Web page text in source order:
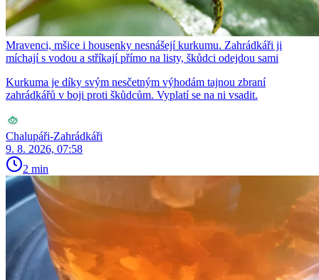
Mravenci, mšice i housenky nesnášejí kurkumu. Zahrádkáři ji
míchají s vodou a stříkají přímo na listy, škůdci odejdou sami
Kurkuma je díky svým nesčetným výhodám tajnou zbraní
zahrádkářů v boji proti škůdcům. Vyplatí se na ni vsadit.
Chalupáři-Zahrádkáři
9. 8. 2026, 07:58
2 min